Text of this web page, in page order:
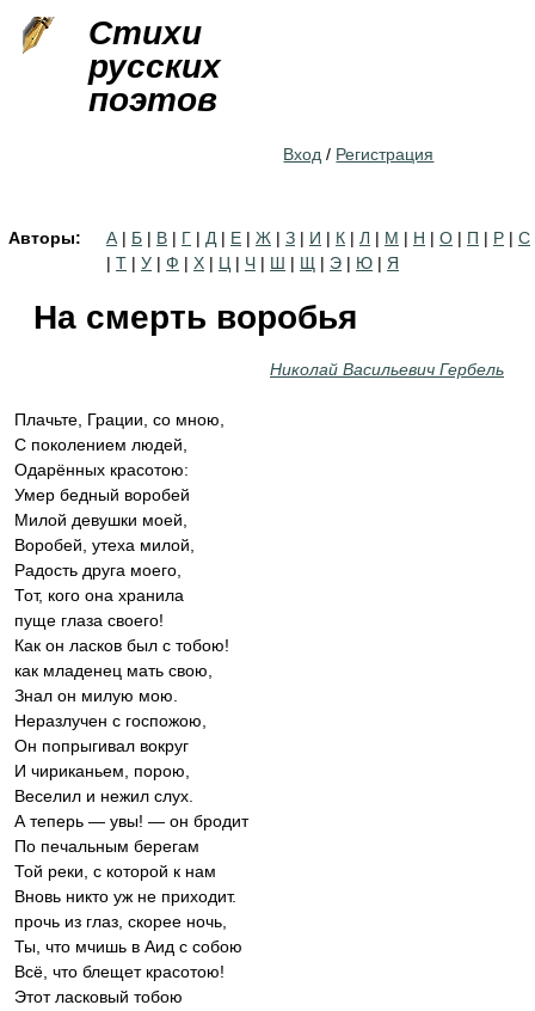
Стихи
русских
поэтов
Вход / Регистрация
Авторы: А | Б | В | Г | Д | Е | Ж | З | И | К | Л | М | Н | О | П | Р | С
| Т | У | Ф | Х | Ц | Ч | Ш | Щ | Э | Ю | Я
На смерть воробья
Николай Васильевич Гербель
Плачьте, Грации, со мною,
С поколением людей,
Одарённых красотою:
Умер бедный воробей
Милой девушки моей,
Воробей, утеха милой,
Радость друга моего,
Тот, кого она хранила
пуще глаза своего!
Как он ласков был с тобою!
как младенец мать свою,
Знал он милую мою.
Неразлучен с госпожою,
Он попрыгивал вокруг
И чириканьем, порою,
Веселил и нежил слух.
А теперь — увы! — он бродит
По печальным берегам
Той реки, с которой к нам
Вновь никто уж не приходит.
прочь из глаз, скорее ночь,
Ты, что мчишь в Аид с собою
Всё, что блещет красотою!
Этот ласковый тобою